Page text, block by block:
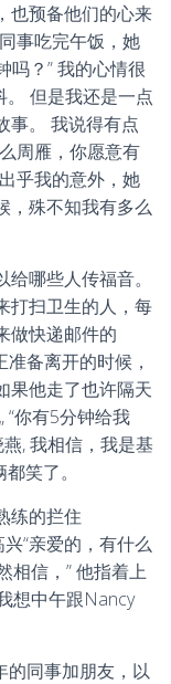
也预备他们的心来
事吃完午饭，她
吗？” 我的心情很
。 但是我还是一点
事。 我说得有点
周雁，你愿意有
乎我的意外，她
，殊不知我有多么
哪些人传福音。
打扫卫生的人，每
做快递邮件的
备离开的时候，
果他走了也许隔天
“你有5分钟给我
, 我相信，我是基
笑了。
练的拦住
“亲爱的，有什么
相信，” 他指着上
想中午跟Nancy
的同事加朋友，以